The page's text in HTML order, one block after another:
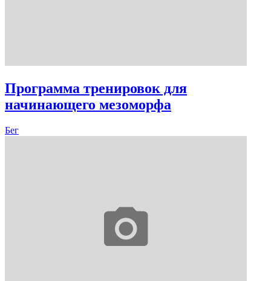
Программа тренировок для
начинающего мезоморфа
Бег